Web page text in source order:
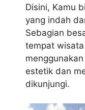
Disini, Kamu
yang indah
Sebagian
tempat
estetik dan
dikunjungi.